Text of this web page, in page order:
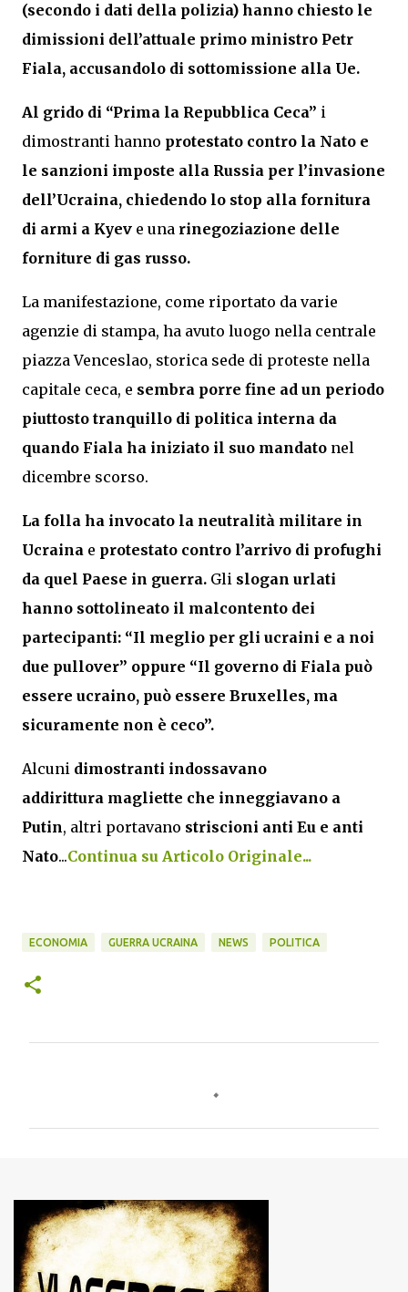
(secondo i dati della polizia) hanno chiesto le
dimissioni dell’attuale primo ministro Petr
Fiala, accusandolo di sottomissione alla Ue.
Al grido di “Prima la Repubblica Ceca” i
dimostranti hanno protestato contro la Nato e
le sanzioni imposte alla Russia per l’invasione
dell’Ucraina, chiedendo lo stop alla fornitura
di armi a Kyev e una rinegoziazione delle
forniture di gas russo.
La manifestazione, come riportato da varie
agenzie di stampa, ha avuto luogo nella centrale
piazza Venceslao, storica sede di proteste nella
capitale ceca, e sembra porre fine ad un periodo
piuttosto tranquillo di politica interna da
quando Fiala ha iniziato il suo mandato nel
dicembre scorso.
La folla ha invocato la neutralità militare in
Ucraina e protestato contro l’arrivo di profughi
da quel Paese in guerra. Gli slogan urlati
hanno sottolineato il malcontento dei
partecipanti: “Il meglio per gli ucraini e a noi
due pullover” oppure “Il governo di Fiala può
essere ucraino, può essere Bruxelles, ma
sicuramente non è ceco”.
Alcuni dimostranti indossavano
addirittura magliette che inneggiavano a
Putin, altri portavano striscioni anti Eu e anti
Nato...Continua su Articolo Originale...
ECONOMIA GUERRA UCRAINA NEWS POLITICA
n
t
i